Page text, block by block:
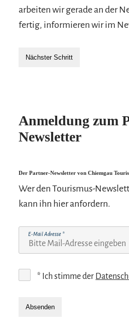
arbeiten wir gerade an der
fertig, informieren wir im
Nächster Schritt
Anmeldung zum
Newsletter
Der Partner-Newsletter von Chiemgau
Wer den Tourismus-
kann ihn hier anfordern.
E-Mail Adresse *
* Ich stimme der
Absenden